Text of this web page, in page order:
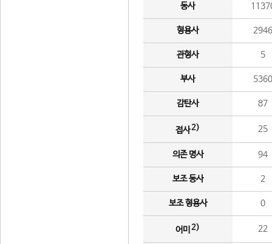
동사
형용사 2946
관형사 5
부사 5360
감탄사 87
접사2) 25
의존 명사 94
보조 동사 2
보조 형용사 0
어미 2) 22